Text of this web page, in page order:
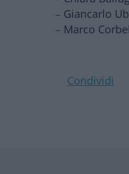
– Giancarlo
– Marco
Condividi